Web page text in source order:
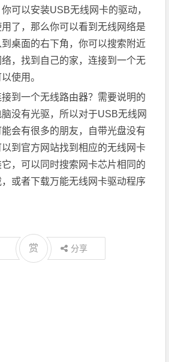
可以安装USB无线网卡的驱动，
了，那么你可以看到无线网络是
桌面的右下角，你可以搜索附近
，找到自己的家，连接到一个无
使用。
到一个无线路由器？需要说明的
没有光驱，所以对于USB无线网
会有很多的朋友，自带光盘没有
到官方网站找到相应的无线网卡
，可以同时搜索网卡芯片相同的
或者下载万能无线网卡驱动程序
赏 分享